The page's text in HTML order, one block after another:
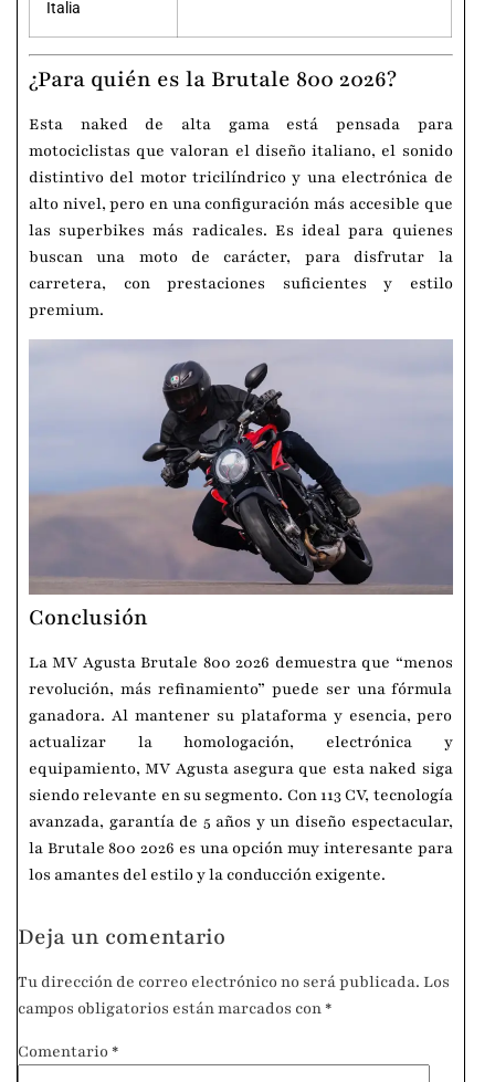
Italia
¿Para quién es la Brutale 800 2026?
Esta naked de alta gama está pensada para
motociclistas que valoran el diseño italiano, el sonido
distintivo del motor tricilíndrico y una electrónica de
alto nivel, pero en una configuración más accesible que
las superbikes más radicales. Es ideal para quienes
buscan una moto de carácter, para disfrutar la
carretera, con prestaciones suficientes y estilo
premium.
Conclusión
La MV Agusta Brutale 800 2026 demuestra que “menos
revolución, más refinamiento” puede ser una fórmula
ganadora. Al mantener su plataforma y esencia, pero
actualizar la homologación, electrónica y
equipamiento, MV Agusta asegura que esta naked siga
siendo relevante en su segmento. Con 113 CV, tecnología
avanzada, garantía de 5 años y un diseño espectacular,
la Brutale 800 2026 es una opción muy interesante para
los amantes del estilo y la conducción exigente.
Deja un comentario
Tu dirección de correo electrónico no será publicada. Los
campos obligatorios están marcados con *
Comentario *